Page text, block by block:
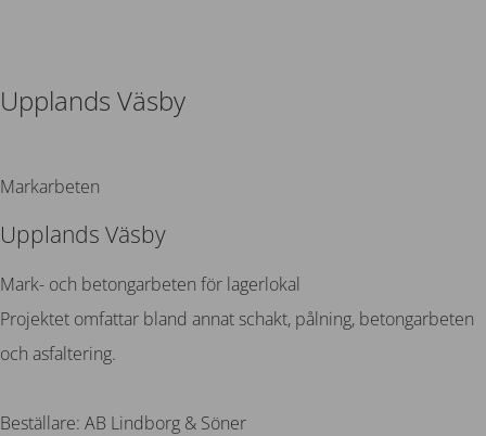
Upplands Väsby
Markarbeten
Upplands Väsby
Mark- och betongarbeten för lagerlokal
Projektet omfattar bland annat schakt, pålning, betongarbeten
och asfaltering.
Beställare: AB Lindborg & Söner